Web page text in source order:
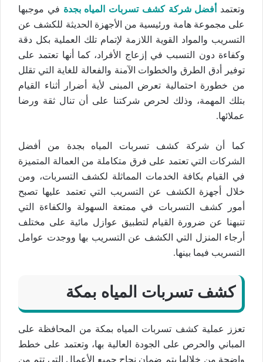
وتعتمد أفضل شركة كشف تسربات المياه بجدة في موجبها
على مجموعة هامة ورئيسية من الأجهزة الحديثة للكشف عن
التسريب والمواد القوية اللازمة لإتمام تلك العملية بكل دقة
وكفاءة دون التسبب في إزعاج الأفراد، كما أنها تعتمد على
توفير أدق الطرق والخطوات الآمنة والفعالة للغاية التي تقلل
من خطورة احتمالية تعرض المبنى لأية أضرار أثناء القيام
بتلك المهمة، وذلك لحرص شركتنا على أن تنال ثقة ورضا
عملائها.
كما أن شركة كشف تسربات المياه بجدة من أفضل
الشركات التي تعتمد على فرق متكاملة من العمالة المتميزة
في القيام بكافة الخدمات المماثلة لكشف التسربات، ومن
خلال أجهزة الكشف عن التسريب التي تعتمد عليها تصبح
أمور كشف التسربات في ممتعة السهولة والكفاءة التي
تنبهنا عن ضرورة القيام لتطبيق عوازل مائية على مختلف
أرجاء المنزل التي الكشف عن التسريب بها ووجدت عوامل
التسريب فيما بينها.
كشف تسربات المياه بمكة
تعزز عملية كشف تسربات المياه بمكة من المحافظة على
المباني والحرص على الجودة العالية بها، وتعتمد على خطط
واضحة من خلالها يتم ضمان نجاح جميع الأعمال التي تتم من